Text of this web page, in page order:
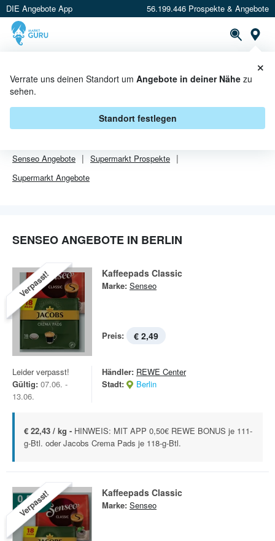
DIE Angebote App 56.199.446 Prospekte & Angebote
Verrate uns deinen Standort um Angebote in deiner Nähe zu
sehen.
Standort festlegen
×
SENSEO ANGEBOTE IN BERLIN
VonSenseosind in Berlin leider alle Angebebote abgelaufen.
Senseo Angebote Supermarkt Prospekte
Supermarkt Angebote
SENSEO ANGEBOTE IN BERLIN
Verpasst! Kaffeepads Classic
Marke: Senseo
Preis: € 2,49
Leider verpasst!
Gültig: 07.06. -
13.06.
Händler: REWE Center
Stadt:
Berlin
€ 22,43 / kg - HINWEIS: MIT APP 0,50€ REWE BONUS je 111-
g-Btl. oder Jacobs Crema Pads je 118-g-Btl.
Verpasst! Kaffeepads Classic
Marke: Senseo